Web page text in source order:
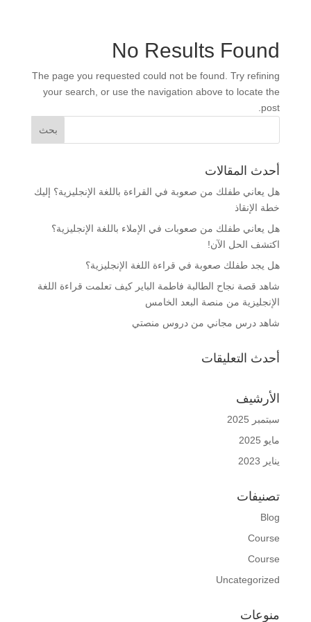
No Results Found
The page you requested could not be found. Try refining
your search, or use the navigation above to locate the
post.
أحدث المقالات
هل يعاني طفلك من صعوبة في القراءة باللغة الإنجليزية؟ إليك
خطة الإنقاذ
هل يعاني طفلك من صعوبات في الإملاء باللغة الإنجليزية؟
اكتشف الحل الآن!
هل يجد طفلك صعوبة في قراءة اللغة الإنجليزية؟
شاهد قصة نجاح الطالبة فاطمة الباير كيف تعلمت قراءة اللغة
الإنجليزية من منصة البعد الخامس
شاهد درس مجاني من دروس منصتي
أحدث التعليقات
الأرشيف
سبتمبر 2025
مايو 2025
يناير 2023
تصنيفات
Blog
Course
Course
Uncategorized
منوعات